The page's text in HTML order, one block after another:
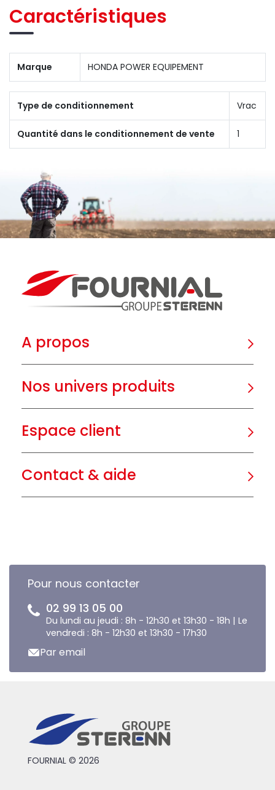
Caractéristiques
Marque HONDA POWER EQUIPEMENT
Type de conditionnement Vrac
Quantité dans le conditionnement de vente 1
A propos
Nos univers produits
Espace client
Contact & aide
Pour nous contacter
02 99 13 05 00
Du lundi au jeudi : 8h - 12h30 et 13h30 - 18h | Le
vendredi : 8h - 12h30 et 13h30 - 17h30
Par email
FOURNIAL © 2026